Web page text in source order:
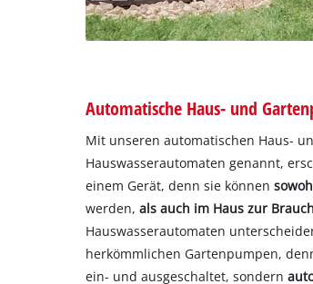
Automatische Haus- und
Mit unseren automatischen Haus-
Hauswasserautomaten genannt,
einem Gerät, denn sie können
werden,als auch im Haus zur
Hauswasserautomaten
herkömmlichen Gartenpumpen,
ein- und ausgeschaltet, sondern